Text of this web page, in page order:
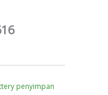
penyimpan